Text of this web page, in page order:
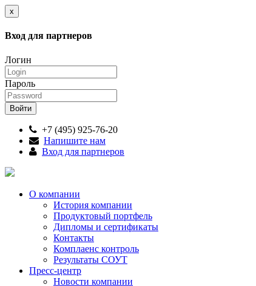
x
Вход для партнеров
Логин
Пароль
+7 (495) 925-76-20
Напишите нам
Вход для партнеров
О компании
История компании
Продуктовый портфель
Дипломы и сертификаты
Контакты
Комплаенс контроль
Результаты СОУТ
Пресс-центр
Новости компании